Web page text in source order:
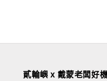
貳輪嶼 x 戴蒙老闆好